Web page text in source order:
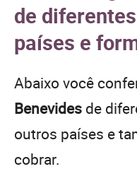
de
países e
Abaixo você
Benevides de
outros países e
cobrar.